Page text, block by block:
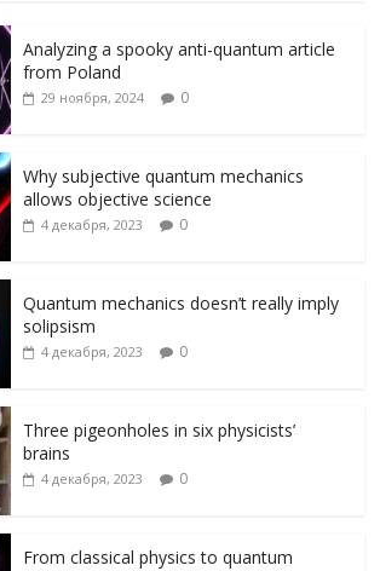
gr
a
R
u
n
o
kl
s
ni
р
и
т
Analyzing a spooky anti-quantum article
from Poland
29 ноября, 2024 0
Why subjective quantum mechanics
allows objective science
4 декабря, 2023 0
Quantum mechanics doesn’t really imply
solipsism
4 декабря, 2023 0
Three pigeonholes in six physicists’
brains
4 декабря, 2023 0
From classical physics to quantum